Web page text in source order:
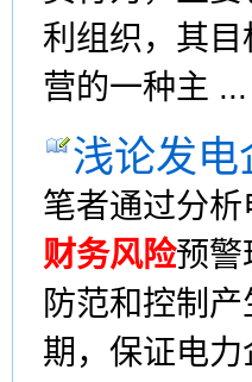
利组织，其
营的一种主 ...
浅论发电
笔者通过分
财务风险预警
防范和控制
期，保证电